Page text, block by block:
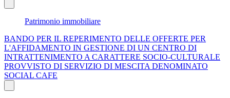
Patrimonio immobiliare
BANDO PER IL REPERIMENTO DELLE OFFERTE PER
L'AFFIDAMENTO IN GESTIONE DI UN CENTRO DI
INTRATTENIMENTO A CARATTERE SOCIO-CULTURALE
PROVVISTO DI SERVIZIO DI MESCITA DENOMINATO
SOCIAL CAFE